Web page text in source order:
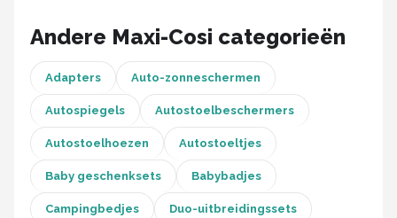
Funnies.
Alle merken →
Andere Maxi-Cosi categorieën
Adapters Auto-zonneschermen
Autospiegels Autostoelbeschermers
Autostoelhoezen Autostoeltjes
Baby geschenksets Babybadjes
Campingbedjes Duo-uitbreidingssets